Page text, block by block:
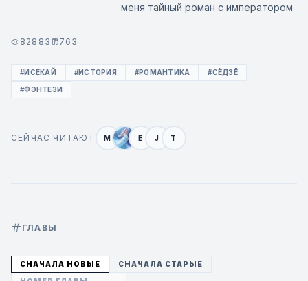
меня тайный роман с императором
82883 763
#ИСЕКАЙ #ИСТОРИЯ #РОМАНТИКА #СЁДЗЁ
#ФЭНТЕЗИ
СЕЙЧАС ЧИТАЮТ M E J T
ГЛАВЫ
СНАЧАЛА НОВЫЕ СНАЧАЛА СТАРЫЕ